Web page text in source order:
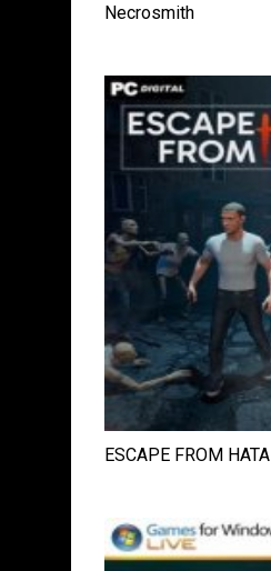
Necrosmith
ESCAPE FROM HATA